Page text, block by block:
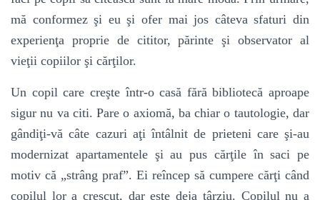
mă conformez şi eu şi ofer mai jos câteva sfaturi din
experienţa proprie de cititor, părinte şi observator al
vieţii copiilor şi cărţilor.
Un copil care creşte într-o casă fără bibliotecă aproape
sigur nu va citi. Pare o axiomă, ba chiar o tautologie, dar
gândiţi-vă câte cazuri aţi întâlnit de prieteni care şi-au
modernizat apartamentele şi au pus cărţile în saci pe
motiv că „strâng praf”. Ei reîncep să cumpere cărţi când
copilul lor a crescut, dar este deja târziu. Copilul nu a